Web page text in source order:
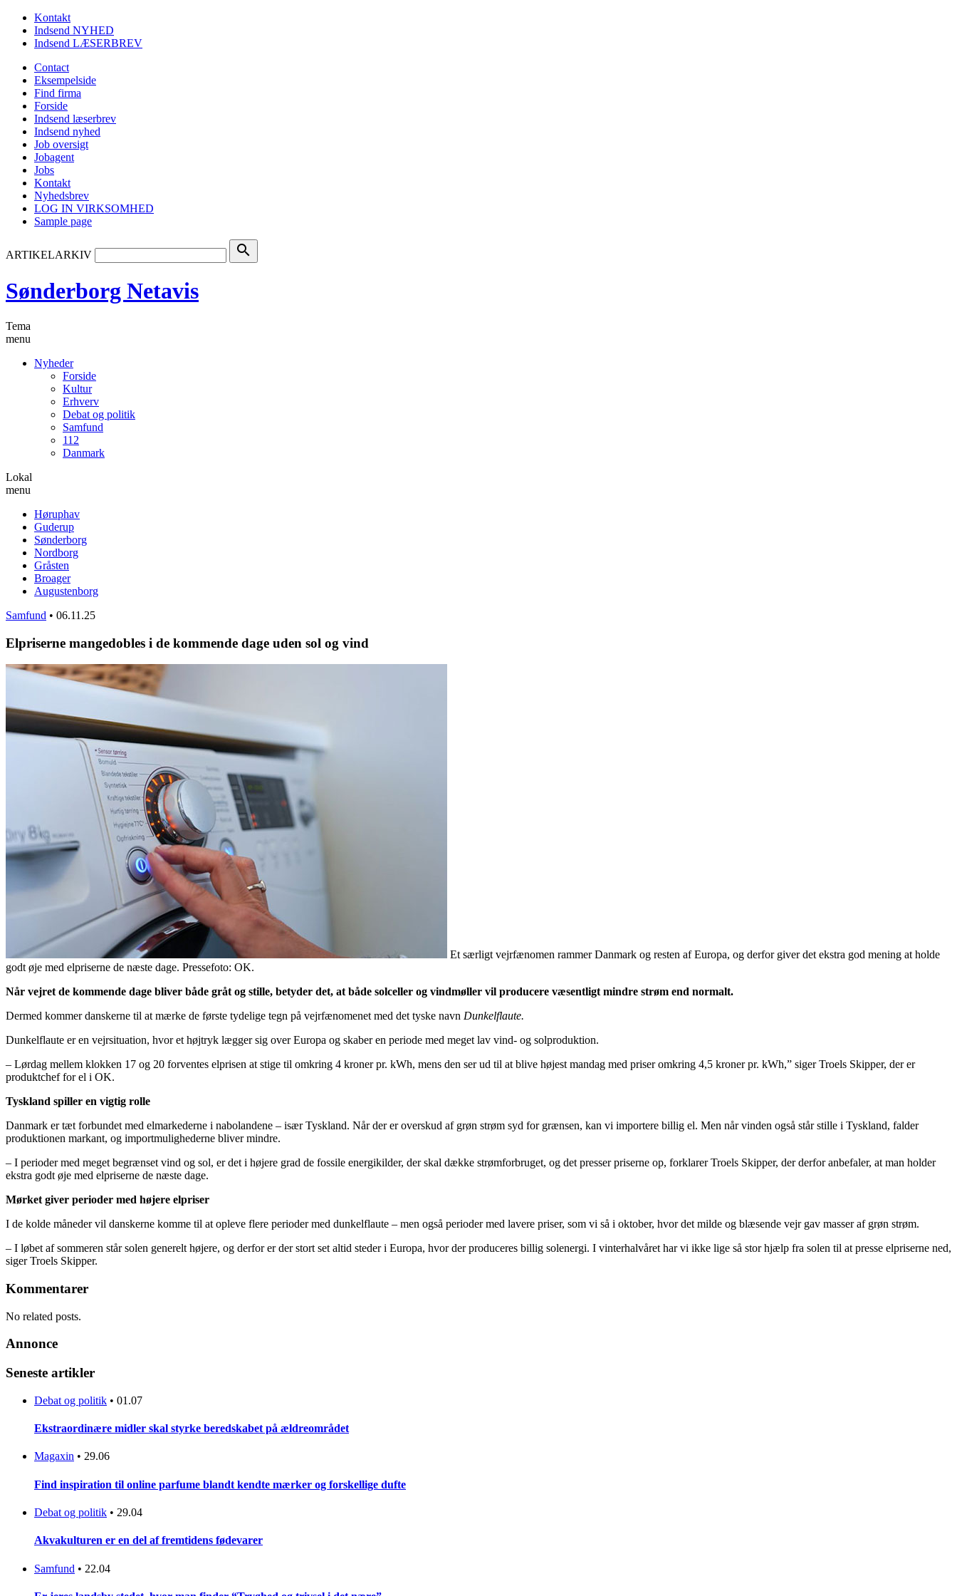
Kontakt
Indsend NYHED
Indsend LÆSERBREV
Contact
Eksempelside
Find firma
Forside
Indsend læserbrev
Indsend nyhed
Job oversigt
Jobagent
Jobs
Kontakt
Nyhedsbrev
LOG IN VIRKSOMHED
Sample page
ARTIKELARKIV search
Sønderborg Netavis
Tema
menu
Nyheder
Forside
Kultur
Erhverv
Debat og politik
Samfund
112
Danmark
Lokal
menu
Høruphav
Guderup
Sønderborg
Nordborg
Gråsten
Broager
Augustenborg
Samfund • 06.11.25
Elpriserne mangedobles i de kommende dage uden sol og vind
Et særligt vejrfænomen rammer Danmark og resten af Europa, og derfor giver det ekstra god mening at holde
godt øje med elpriserne de næste dage. Pressefoto: OK.
Når vejret de kommende dage bliver både gråt og stille, betyder det, at både solceller og vindmøller vil producere væsentligt mindre strøm end normalt.
Dermed kommer danskerne til at mærke de første tydelige tegn på vejrfænomenet med det tyske navn Dunkelflaute.
Dunkelflaute er en vejrsituation, hvor et højtryk lægger sig over Europa og skaber en periode med meget lav vind- og solproduktion.
– Lørdag mellem klokken 17 og 20 forventes elprisen at stige til omkring 4 kroner pr. kWh, mens den ser ud til at blive højest mandag med priser omkring 4,5 kroner pr. kWh,” siger Troels Skipper, der er
produktchef for el i OK.
Tyskland spiller en vigtig rolle
Danmark er tæt forbundet med elmarkederne i nabolandene – især Tyskland. Når der er overskud af grøn strøm syd for grænsen, kan vi importere billig el. Men når vinden også står stille i Tyskland, falder
produktionen markant, og importmulighederne bliver mindre.
– I perioder med meget begrænset vind og sol, er det i højere grad de fossile energikilder, der skal dække strømforbruget, og det presser priserne op, forklarer Troels Skipper, der derfor anbefaler, at man holder
ekstra godt øje med elpriserne de næste dage.
Mørket giver perioder med højere elpriser
I de kolde måneder vil danskerne komme til at opleve flere perioder med dunkelflaute – men også perioder med lavere priser, som vi så i oktober, hvor det milde og blæsende vejr gav masser af grøn strøm.
– I løbet af sommeren står solen generelt højere, og derfor er der stort set altid steder i Europa, hvor der produceres billig solenergi. I vinterhalvåret har vi ikke lige så stor hjælp fra solen til at presse elpriserne ned,
siger Troels Skipper.
Kommentarer
No related posts.
Annonce
Seneste artikler
Debat og politik • 01.07
Ekstraordinære midler skal styrke beredskabet på ældreområdet
Magaxin • 29.06
Find inspiration til online parfume blandt kendte mærker og forskellige dufte
Debat og politik • 29.04
Akvakulturen er en del af fremtidens fødevarer
Samfund • 22.04